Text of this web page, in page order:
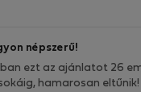
népszerű!
ezt az ajánlatot 26
hamarosan eltűnik!